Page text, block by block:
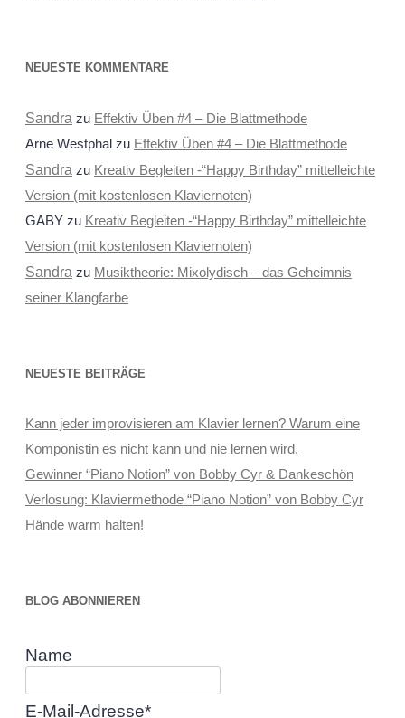
NEUESTE KOMMENTARE
Sandra zu Effektiv Üben #4 – Die Blattmethode
Arne Westphalzu Effektiv Üben #4 – Die Blattmethode
Sandra zu Kreativ Begleiten -“Happy Birthday” mittelleichte
Version (mit kostenlosen Klaviernoten)
GABYzu Kreativ Begleiten -“Happy Birthday” mittelleichte
Version (mit kostenlosen Klaviernoten)
Sandra zu Musiktheorie: Mixolydisch – das Geheimnis
seiner Klangfarbe
NEUESTE BEITRÄGE
Kann jeder improvisieren am Klavier lernen? Warum eine
Komponistin es nicht kann und nie lernen wird.
Gewinner “Piano Notion” von Bobby Cyr & Dankeschön
Verlosung: Klaviermethode “Piano Notion” von Bobby Cyr
Hände warm halten!
BLOG ABONNIEREN
Name
E-Mail-Adresse*